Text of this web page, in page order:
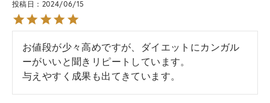
投稿日 2024/06/15
お値段が少々高めですが、ダイエットにカンガル
ーがいいと聞きリピートしています。
与えやすく成果も出てきています。